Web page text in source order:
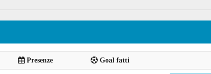
Presenze Goal fatti